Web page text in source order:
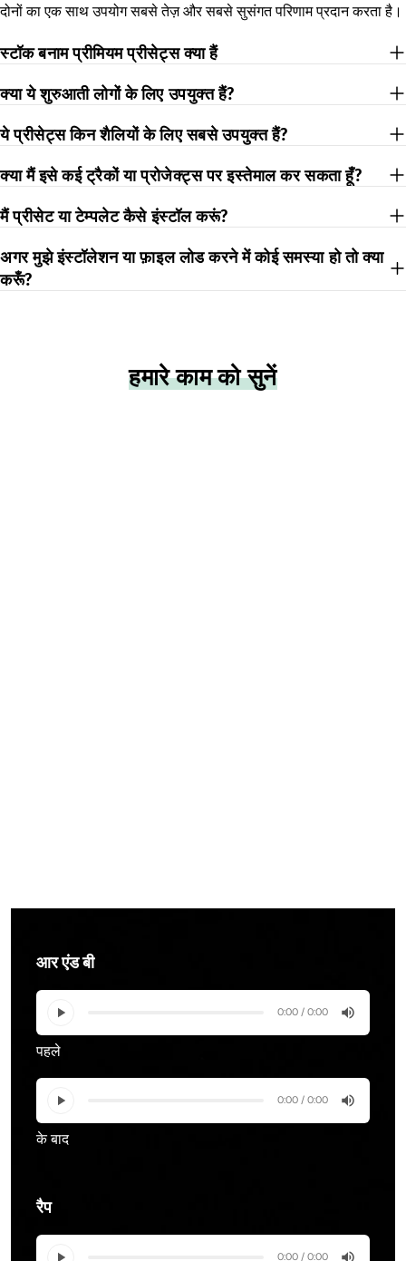
दोनों का एक साथ उपयोग सबसे तेज़ और सबसे सुसंगत परिणाम प्रदान करता है।
स्टॉक बनाम प्रीमियम प्रीसेट्स क्या हैं
क्या ये शुरुआती लोगों के लिए उपयुक्त हैं?
ये प्रीसेट्स किन शैलियों के लिए सबसे उपयुक्त हैं?
क्या मैं इसे कई ट्रैकों या प्रोजेक्ट्स पर इस्तेमाल कर सकता हूँ?
मैं प्रीसेट या टेम्पलेट कैसे इंस्टॉल करूं?
अगर मुझे इंस्टॉलेशन या फ़ाइल लोड करने में कोई समस्या हो तो क्या
करूँ?
हमारे काम को सुनें
आर एंड बी
0:00 / 0:00
पहले
0:00 / 0:00
के बाद
रैप
0:00 / 0:00